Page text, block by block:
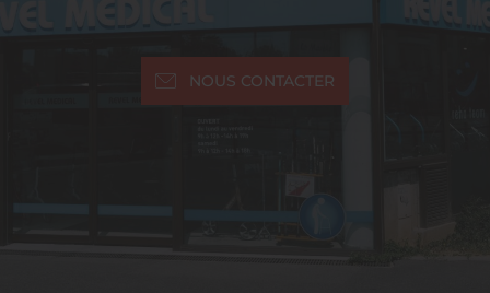
NOUS CONTACTER